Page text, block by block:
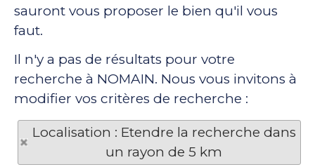
sauront vous proposer le bien qu'il vous
faut.
Il n'y a pas de résultats pour votre
recherche à NOMAIN. Nous vous invitons à
modifier vos critères de recherche :
Localisation : Etendre la recherche dans
un rayon de 5 km